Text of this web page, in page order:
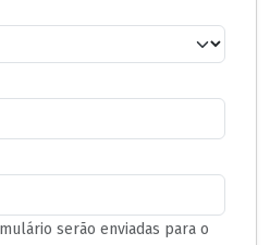
serão enviadas para o